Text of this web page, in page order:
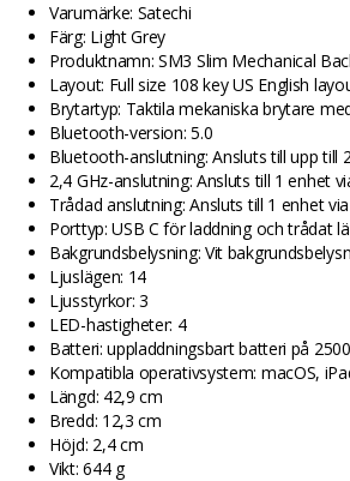
Varumärke: Satechi
Färg: Light Grey
Produktnamn: SM3 Slim Mechanical
Layout: Full size 108 key US English
Brytartyp: Taktila mekaniska brytare
Bluetooth-version: 5.0
Bluetooth-anslutning: Ansluts till upp till
2,4 GHz-anslutning: Ansluts till 1 enhet
Trådad anslutning: Ansluts till 1 enhet
Porttyp: USB C för laddning och trådat
Bakgrundsbelysning: Vit
Ljuslägen: 14
Ljusstyrkor: 3
LED-hastigheter: 4
Batteri: uppladdningsbart batteri på
Kompatibla operativsystem: macOS,
Längd: 42,9 cm
Bredd: 12,3 cm
Höjd: 2,4 cm
Vikt: 644 g